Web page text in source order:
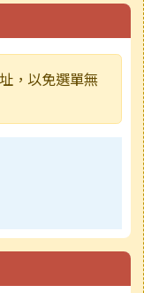
，以免選單無